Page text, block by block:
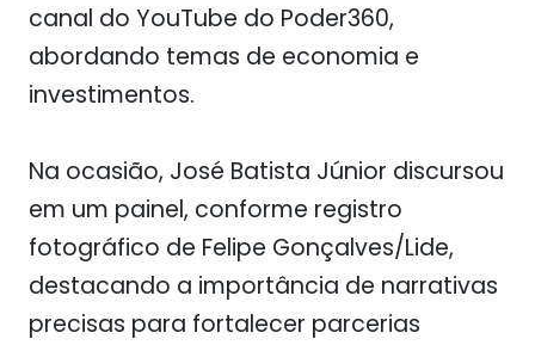
canal do YouTube do Poder360,
abordando temas de economia e
investimentos.
Na ocasião, José Batista Júnior discursou
em um painel, conforme registro
fotográfico de Felipe Gonçalves/Lide,
destacando a importância de narrativas
precisas para fortalecer parcerias